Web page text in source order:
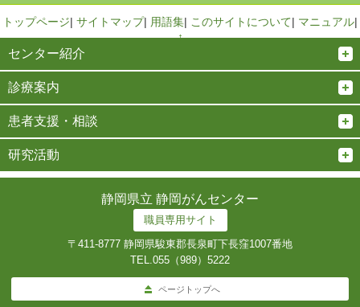
トップページ| サイトマップ| 用語集| このサイトについて| マニュアル|
↑
センター紹介
診療案内
患者支援・相談
研究活動
静岡県立 静岡がんセンター
職員専用サイト
〒411-8777 静岡県駿東郡長泉町下長窪1007番地
TEL.055（989）5222
ページトップへ